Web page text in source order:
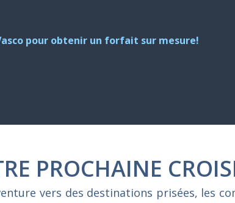
pour obtenir un forfait sur mesure!
PROCHAINE
vers des destinations prisées, les